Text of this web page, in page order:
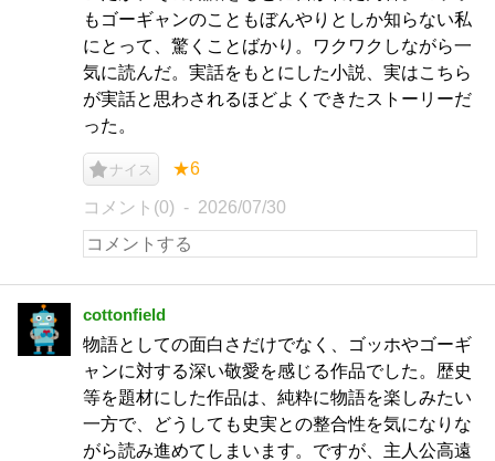
もゴーギャンのこともぼんやりとしか知らない私
にとって、驚くことばかり。ワクワクしながら一
気に読んだ。実話をもとにした小説、実はこちら
が実話と思わされるほどよくできたストーリーだ
った。
ナイス ★6
コメント(0) 2026/07/30
cottonfield
物語としての面白さだけでなく、ゴッホやゴーギ
ャンに対する深い敬愛を感じる作品でした。歴史
等を題材にした作品は、純粋に物語を楽しみたい
一方で、どうしても史実との整合性を気になりな
がら読み進めてしまいます。ですが、主人公高遠